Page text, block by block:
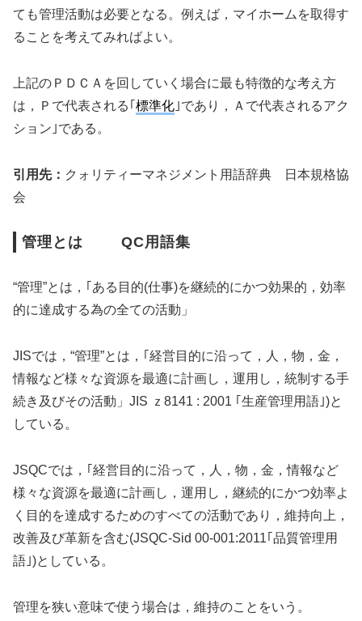
ても管理活動は必要となる。例えば，マイホームを取得す
ることを考えてみればよい。
上記のＰＤＣＡを回していく場合に最も特徴的な考え方
は，Ｐで代表される｢ 標準化 ｣であり，Ａで代表されるアク
ション｣である。
引用先： クォリティーマネジメント用語辞典 日本規格協
会
管理とは QC用語集
“管理”とは，｢ある目的(仕事)を継続的にかつ効果的，効率
的に達成する為の全ての活動」
JISでは，“管理”とは，｢経営目的に沿って，人，物，金，
情報など様々な資源を最適に計画し，運用し，統制する手
続き及びその活動」JIS ｚ8141 : 2001 ｢生産管理用語｣)と
している。
JSQCでは，｢経営目的に沿って，人，物，金，情報など
様々な資源を最適に計画し，運用し，継続的にかつ効率よ
く目的を達成するためのすべての活動であり，維持向上，
改善及び革新を含む(JSQC-Sid 00-001:2011｢品質管理用
語｣)としている。
管理を狭い意味で使う場合は，維持のことをいう。